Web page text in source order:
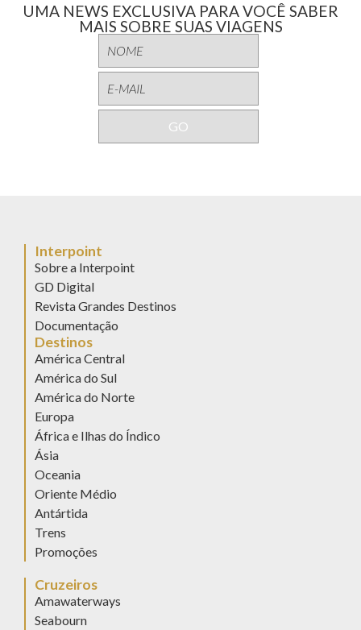
UMA NEWS EXCLUSIVA PARA VOCÊ SABER
MAIS SOBRE SUAS VIAGENS
Interpoint
Sobre a Interpoint
GD Digital
Revista Grandes Destinos
Documentação
Destinos
América Central
América do Sul
América do Norte
Europa
África e Ilhas do Índico
Ásia
Oceania
Oriente Médio
Antártida
Trens
Promoções
Cruzeiros
Amawaterways
Seabourn